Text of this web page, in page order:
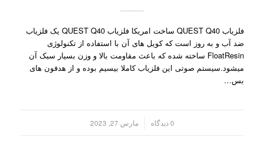
فلزیاب QUEST Q40 ساخت امریکا فلزیاب QUEST Q40 یک فلزیاب
ضد آب و به روز است که کویل های آن با استفاده از تکنولوژی
FloatResin ساخته شده که باعث مقاومت بالا و وزن بسیار سبک آن
میشود.سیستم صوتی این فلزیاب کاملا بیسیم بوده و از هدفون های
بس…
0 دیدگاه مارس 27, 2023